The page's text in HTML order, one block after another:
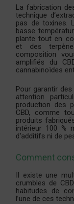
La fabrication
technique
pas de toxines.
basse
plante tout en
et des
composition
amplifiés du
cannabinoïdes
Pour garantir des
attention
production des
CBD, comme
produits
intérieur 100 %
d'additifs ni de
Comment
Il existe une
crumbles de
habitudes de
l’une de ces